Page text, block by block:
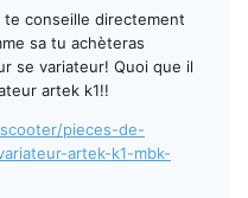
conseille directement
sa tu achèteras
se variateur! Quoi que il
artek k1!!
pieces-de-
artek-k1-mbk-